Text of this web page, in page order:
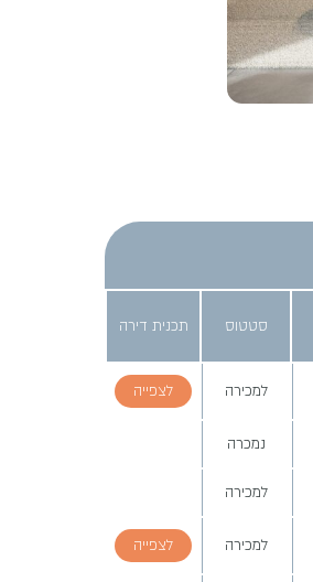
סטטוס תכנית דירה
למכירה לצפייה
נמכרה
למכירה
למכירה לצפייה